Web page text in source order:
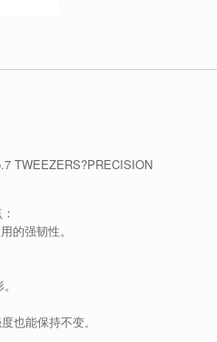
TWEEZERS?PRECISION
的强韧性。
也能保持不变。